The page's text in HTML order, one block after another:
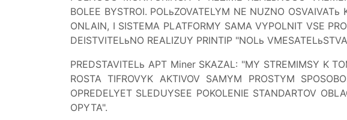
BOLEE BYSTROI. POLьZOVATELYM NE NUZNO
ONLAIN, I SISTEMA PLATFORMY SAMA VYPOLNIT VSE
DEISTVITELьNO REALIZUY PRINTIP "NOLь
PREDSTAVITELь APT Miner SKAZAL: "MY STREMIMSY K
ROSTA TIFROVYK AKTIVOV SAMYM PROSTYM
OPREDELYET SLEDUYSEE POKOLENIE STANDARTOV
OPYTA".